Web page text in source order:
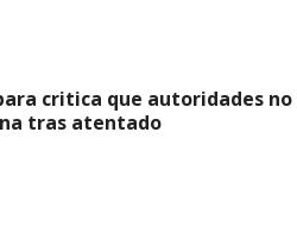
critica que autoridades no
tras atentado